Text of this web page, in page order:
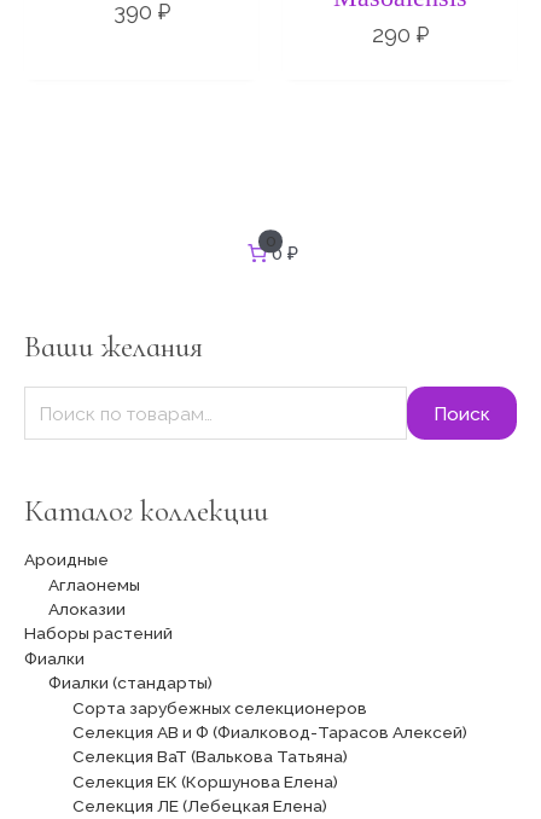
390 ₽
290 ₽
0
0 ₽
Ваши желания
ь
:
Поиск
Каталог коллекции
Ароидные
Аглаонемы
Алоказии
Наборы растений
Фиалки
Фиалки (стандарты)
Сорта зарубежных селекционеров
Селекция АВ и Ф (Фиалковод-Тарасов Алексей)
Селекция ВаТ (Валькова Татьяна)
Селекция ЕК (Коршунова Елена)
Селекция ЛЕ (Лебецкая Елена)